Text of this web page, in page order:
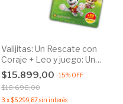
Valijitas: Un Rescate con
Coraje + Leo y juego: Un
juego de Básquet
$15.899,00 -15% OFF
$18.698,00
3 x$5.299,67sin interés